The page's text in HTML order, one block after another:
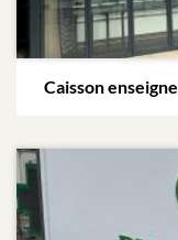
Caisson enseigne